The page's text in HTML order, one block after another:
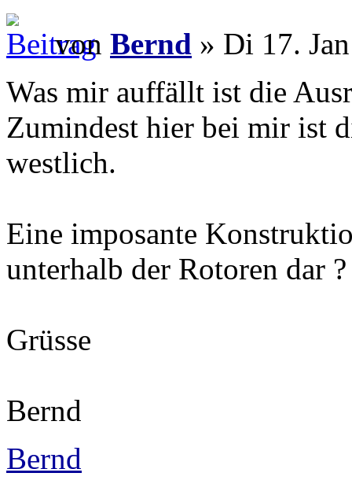
von Bernd » Di 17.
Was mir auffällt ist die
Zumindest hier bei mir ist
westlich.
Eine imposante
unterhalb der Rotoren dar ?
Grüsse
Bernd
Bernd